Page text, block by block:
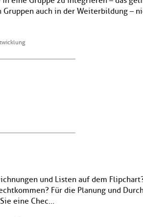
auch in der Weiterbildung –
und Listen auf dem
Für die Planung und
eine Chec...